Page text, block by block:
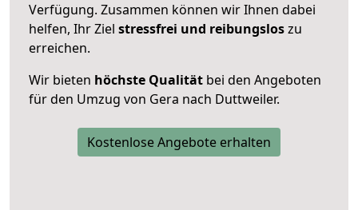
Verfügung. Zusammen können wir Ihnen dabei
helfen, Ihr Ziel stressfrei und reibungsloszu
erreichen.
Wir bieten höchste Qualität bei den Angeboten
für den Umzug von Gera nach Duttweiler.
Kostenlose Angebote erhalten